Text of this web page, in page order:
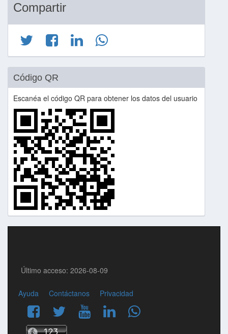
Compartir
Código QR
Escanéa el código QR para obtener los datos del usuario
Último acceso: 2026-08-09
Ayuda Contáctanos Privacidad